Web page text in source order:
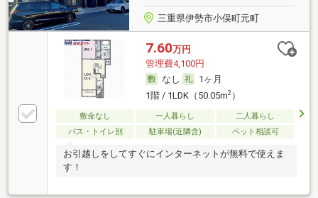
三重県伊勢市小俣町元町
7.60万円
管理費4,100円
なし
1ヶ月
1階 / 1LDK（50.05m2）
敷金なし 一人暮らし
二人暮らし
バス・トイレ別
駐車場(近隣含) ペット相談可
お引越しをしてすぐにインターネットが無料で使えま
す！